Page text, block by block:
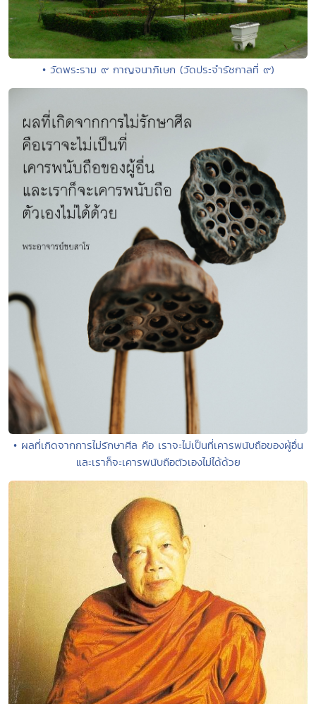
• วัดพระราม ๙ กาญจนาภิเษก (วัดประจำรัชกาลที่ ๙)
• ผลที่เกิดจากการไม่รักษาศีล คือ เราจะไม่เป็นที่เคารพนับถือของผู้อื่น
และเราก็จะเคารพนับถือตัวเองไม่ได้ด้วย